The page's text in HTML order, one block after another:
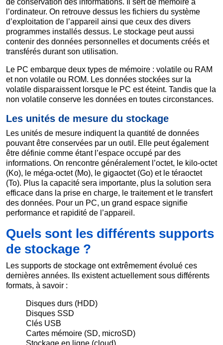
de conservation des informations. Il sert de mémoire à
l’ordinateur. On retrouve dessus les fichiers du système
d’exploitation de l’appareil ainsi que ceux des divers
programmes installés dessus. Le stockage peut aussi
contenir des données personnelles et documents créés et
transférés durant son utilisation.
Le PC embarque deux types de mémoire : volatile ou RAM
et non volatile ou ROM. Les données stockées sur la
volatile disparaissent lorsque le PC est éteint. Tandis que la
non volatile conserve les données en toutes circonstances.
Les unités de mesure du stockage
Les unités de mesure indiquent la quantité de données
pouvant être conservées par un outil. Elle peut également
être définie comme étant l’espace occupé par des
informations. On rencontre généralement l’octet, le kilo-octet
(Ko), le méga-octet (Mo), le gigaoctet (Go) et le téraoctet
(To). Plus la capacité sera importante, plus la solution sera
efficace dans la prise en charge, le traitement et le transfert
des données. Pour un PC, un grand espace signifie
performance et rapidité de l’appareil.
Quels sont les différents supports
de stockage ?
Les supports de stockage ont extrêmement évolué ces
dernières années. Ils existent actuellement sous différents
formats, à savoir :
Disques durs (HDD)
Disques SSD
Clés USB
Cartes mémoire (SD, microSD)